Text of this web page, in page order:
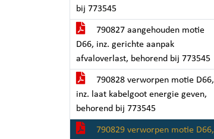
bij 773545
790827 aangehouden motie
D66, inz. gerichte aanpak
afvaloverlast, behorend bij 773545
790828 verworpen motie D66,
inz. laat kabelgoot energie geven,
behorend bij 773545
790829 verworpen motie D66,